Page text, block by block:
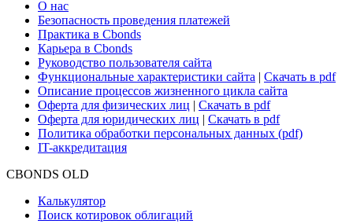
Поддержка
Для клиентов
О нас
Безопасность проведения платежей
Практика в Cbonds
Карьера в Cbonds
Руководство пользователя сайта
Функциональные характеристики сайта|Скачать в pdf
Описание процессов жизненного цикла сайта
Оферта для физических лиц
Оферта для юридических лиц
IT-аккредитация